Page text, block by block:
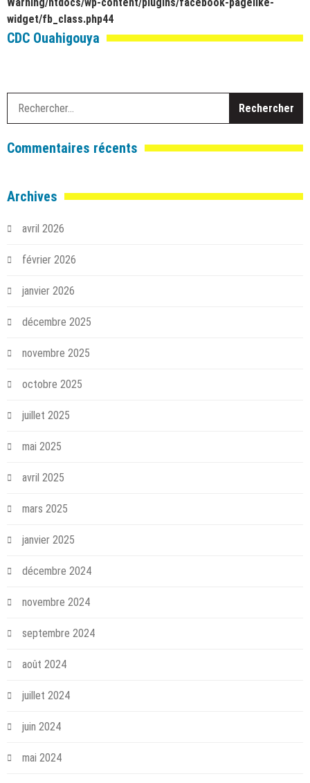
widget/fb_class.php44
CDC Ouahigouya
Commentaires récents
Archives
avril 2026
février 2026
janvier 2026
décembre 2025
novembre 2025
octobre 2025
juillet 2025
mai 2025
avril 2025
mars 2025
janvier 2025
décembre 2024
novembre 2024
septembre 2024
août 2024
juillet 2024
juin 2024
mai 2024